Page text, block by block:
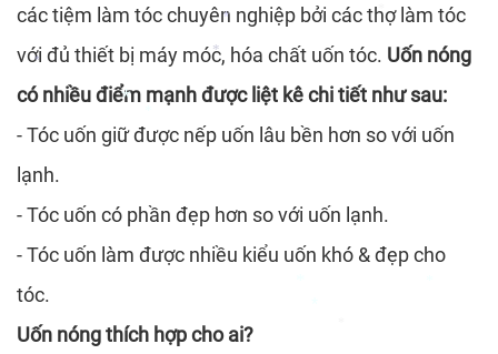
*
*
*
*
*
các tiệm làm tóc chuyên nghiệp bởi các thợ làm tóc
với đủ thiết bị máy móc, hóa chất uốn tóc. Uốn nóng
có nhiều điểm mạnh được liệt kê chi tiết như sau:
- Tóc uốn giữ được nếp uốn lâu bền hơn so với uốn
lạnh.
- Tóc uốn có phần đẹp hơn so với uốn lạnh.
- Tóc uốn làm được nhiều kiểu uốn khó & đẹp cho
tóc.
Uốn nóng thích hợp cho ai?